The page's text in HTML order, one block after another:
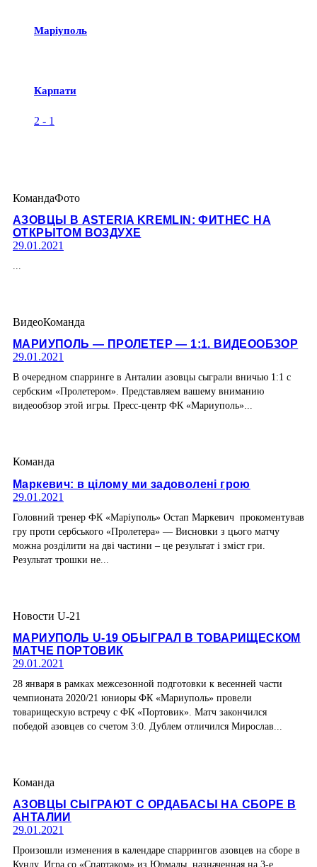
Маріуполь
Карпати
2 - 1
КомандаФото
АЗОВЦЫ В ASTERIA KREMLIN: ФИТНЕС НА
ОТКРЫТОМ ВОЗДУХЕ
29.01.2021
...
ВидеоКоманда
МАРИУПОЛЬ — ПРОЛЕТЕР — 1:1. ВИДЕООБЗОР
29.01.2021
В очередном спарринге в Анталии азовцы сыграли вничью 1:1 с
сербским «Пролетером». Представляем вашему вниманию
видеообзор этой игры. Пресс-центр ФК «Мариуполь»...
Команда
Маркевич: в цілому ми задоволені грою
29.01.2021
Головний тренер ФК «Маріуполь» Остап Маркевич прокоментував
гру проти сербського «Пролетера» — Висновки з цього матчу
можна розділити на дві частини – це результат і зміст гри.
Результат трошки не...
Новости U-21
МАРИУПОЛЬ U-19 ОБЫГРАЛ В ТОВАРИЩЕСКОМ
МАТЧЕ ПОРТОВИК
29.01.2021
28 января в рамках межсезонной подготовки к весенней части
чемпионата 2020/21 юниоры ФК «Мариуполь» провели
товарищескую встречу с ФК «Портовик». Матч закончился
победой азовцев со счетом 3:0. Дублем отличился Мирослав...
Команда
АЗОВЦЫ СЫГРАЮТ С ОРДАБАСЫ НА СБОРЕ В
АНТАЛИИ
29.01.2021
Произошли изменения в календаре спаррингов азовцев на сборе в
Кунду. Игра со «Спартаком» из Юрмалы, назначенная на 3-е